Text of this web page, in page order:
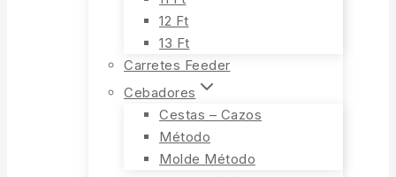
12 Ft
13 Ft
Carretes Feeder
Cebadores
Cestas – Cazos
Método
Molde Método